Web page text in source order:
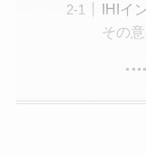
IHIイ
その